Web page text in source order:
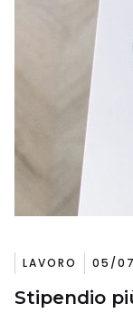
LAVORO 05/
Stipendio